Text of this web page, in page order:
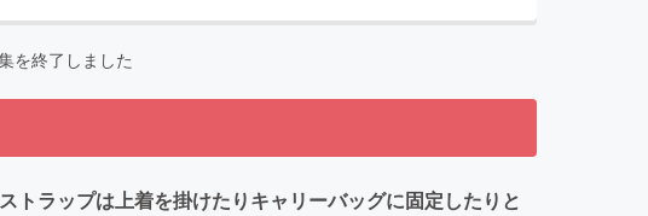
を終了しました
ラップは上着を掛けたりキャリーバッグに固定したりと